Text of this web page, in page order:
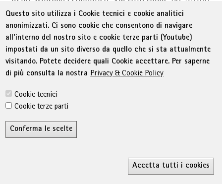
BolzanoPart. IVA 01716880214|administration-
as@bz.legalmail.camcom.it
Menu Footer
© WIFI Colophon Privacy
Condizioni generali
Dichiarazione sull'accessibilità
Sitemap
Amministrazione trasparente
Cookie Policy
Questo sito utilizza i Cookie tecnici e cookie analitici
anonimizzati. Ci sono cookie che consentono di navigare
all’interno del nostro sito e cookie terze parti (Youtube)
impostati da un sito diverso da quello che si sta attualmente
visitando. Potete decidere quali Cookie accettare. Per saperne
di più consulta la nostra Privacy & Cookie Policy
Cookie tecnici
Cookie terze parti
Conferma le scelte
Accetta tutti i cookies